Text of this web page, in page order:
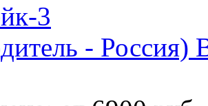
3
- Россия)